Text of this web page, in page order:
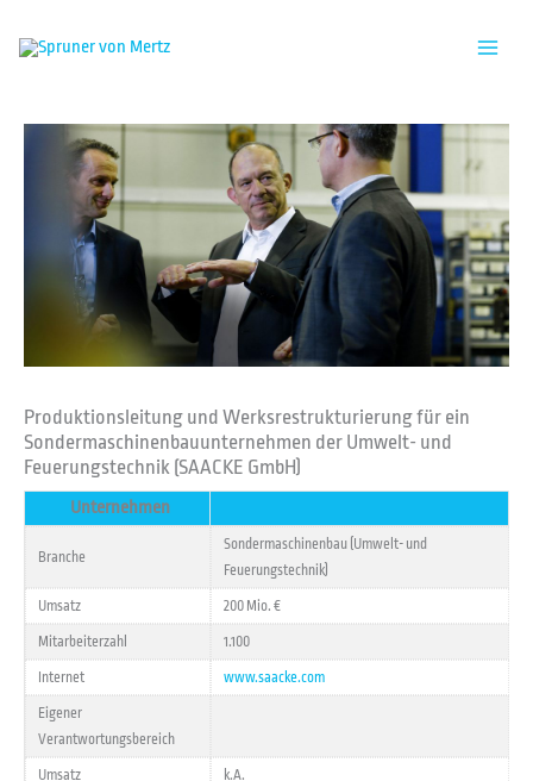
Inhalt
springen
Produktionsleitung und Werksrestrukturierung für ein
Sondermaschinenbauunternehmen der Umwelt- und
Feuerungstechnik (SAACKE GmbH)
Unternehmen
Branche
Sondermaschinenbau (Umwelt- und
Feuerungstechnik)
Umsatz 200 Mio. €
Mitarbeiterzahl 1.100
Internet www.saacke.com
Eigener
Verantwortungsbereich
Umsatz k.A.